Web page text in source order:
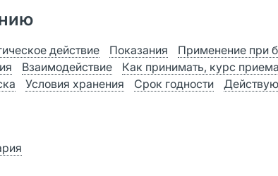
действие Показания
Применение при
Взаимодействие Как принимать, курс
Условия хранения Срок годности